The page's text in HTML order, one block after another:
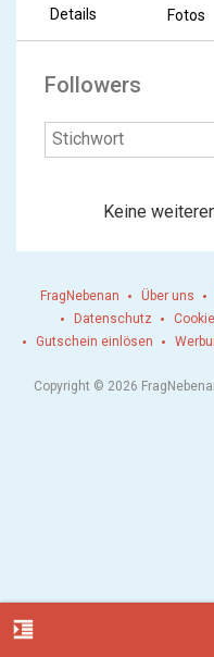
Details Fotos
Followers
Keine
format_indent_increase
FragNebenan Über uns
Datenschutz
Gutschein einlösen
Copyright © 2026